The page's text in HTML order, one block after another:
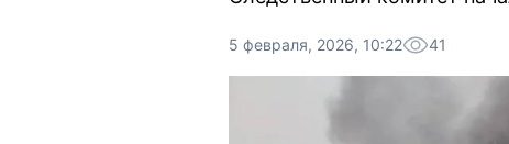
5 февраля, 2026, 10:22 41